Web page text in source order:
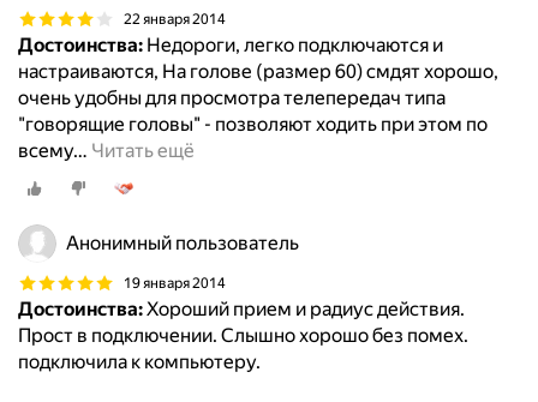
22 января 2014
Достоинства: Недороги, легко подключаются и
настраиваются, На голове (размер 60) смдят хорошо,
очень удобны для просмотра телепередач типа
"говорящие головы" - позволяют ходить при этом по
всему… Читать ещё
Анонимный пользователь
19 января 2014
Достоинства:Хороший прием и радиус действия.
Прост в подключении. Слышно хорошо без помех.
подключила к компьютеру.